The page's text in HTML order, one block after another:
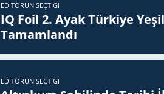
EDITÖRÜN SEÇTIĞI
IQ Foil 2. Ayak Tür­ki­ye
Ta­mam­lan­dı
EDITÖRÜN SEÇTIĞI